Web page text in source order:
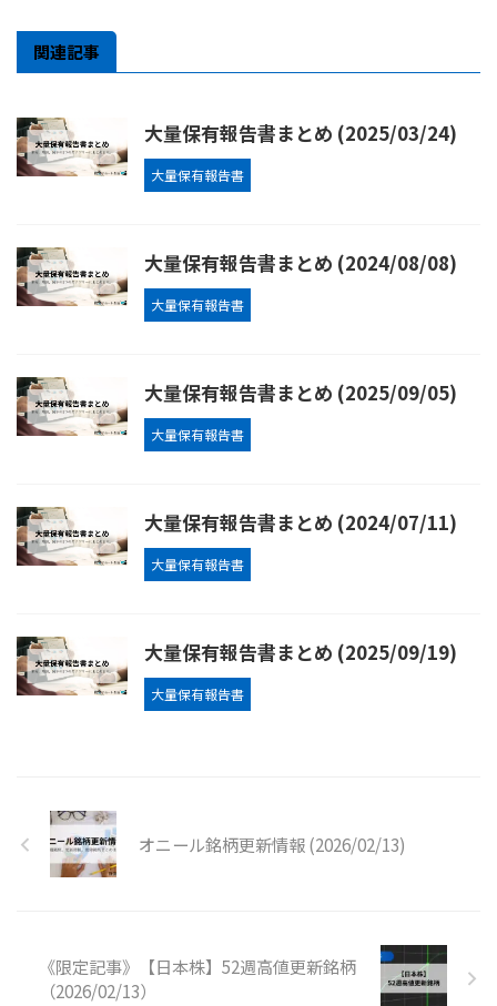
関連記事
大量保有報告書まとめ (2025/03/24)
大量保有報告書
大量保有報告書まとめ (2024/08/08)
大量保有報告書
大量保有報告書まとめ (2025/09/05)
大量保有報告書
大量保有報告書まとめ (2024/07/11)
大量保有報告書
大量保有報告書まとめ (2025/09/19)
大量保有報告書
オニール銘柄更新情報 (2026/02/13)
《限定記事》【日本株】52週高値更新銘柄
（2026/02/13）